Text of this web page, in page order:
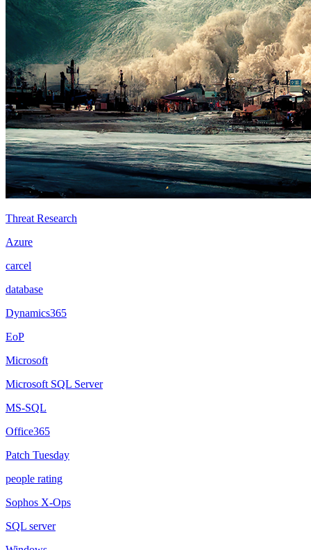
Threat Research
Azure
carcel
database
Dynamics365
EoP
Microsoft
Microsoft SQL Server
MS-SQL
Office365
Patch Tuesday
people rating
Sophos X-Ops
SQL server